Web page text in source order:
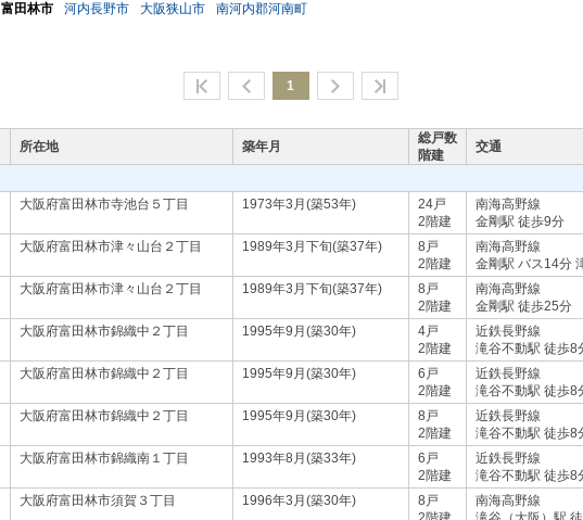
富田林市 河内長野市 大阪狭山市 南河内郡河南町
1
所在地 築年月
総戸数
階建
交通
大阪府富田林市寺池台５丁目 1973年3月(築53年)
24戸
2階建
南海高野線
金剛駅 徒歩9分
大阪府富田林市津々山台２丁目 1989年3月下旬(築37年)
8戸
2階建
南海高野線
金剛駅 バス14分
大阪府富田林市津々山台２丁目 1989年3月下旬(築37年)
8戸
2階建
南海高野線
金剛駅 徒歩25分
大阪府富田林市錦織中２丁目 1995年9月(築30年)
4戸
2階建
近鉄長野線
滝谷不動駅 徒歩8
大阪府富田林市錦織中２丁目 1995年9月(築30年)
6戸
2階建
近鉄長野線
滝谷不動駅 徒歩8
大阪府富田林市錦織中２丁目 1995年9月(築30年)
8戸
2階建
近鉄長野線
滝谷不動駅 徒歩8
大阪府富田林市錦織南１丁目 1993年8月(築33年)
6戸
2階建
近鉄長野線
滝谷不動駅 徒歩8
大阪府富田林市須賀３丁目 1996年3月(築30年)
8戸
南海高野線